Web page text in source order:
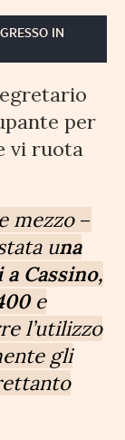
IN
per
vi ruota
mezzo–
una
Cassino,
e
l’utilizzo
gli